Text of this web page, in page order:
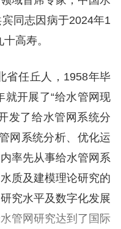
同志因病于2024年1
高寿。
省任丘人，1958年毕
就开展了“给水管网现
发了给水管网系统分
网系统分析、优化运
率先从事给水管网系
质及建模理论研究的
究水平及数字化发展
管网研究达到了国际